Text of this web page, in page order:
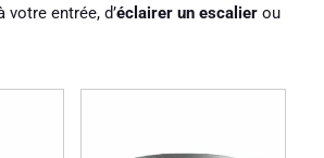
votre entrée, d’éclairer un escalier ou
oudesign
– elles apportent une